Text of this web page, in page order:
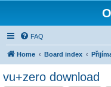
FAQ
Home Board index
vu+zero download